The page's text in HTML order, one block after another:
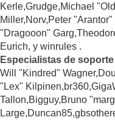
Kerle,Grudge,Michael
Miller,Norv,Peter
"Dragooon"
Eurich, y winrules .
Especialistas de soporte
Will "Kindred"
"Lex"
Tallon,Bigguy,Bruno